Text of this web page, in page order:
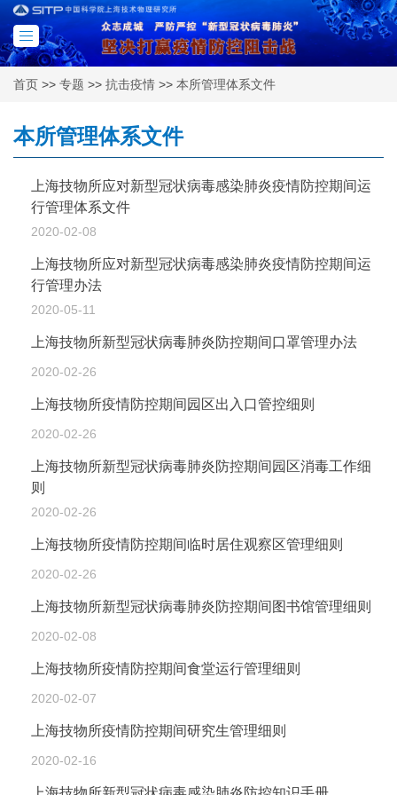
Toggle
首页 >> 专题 >> 抗击疫情 >> 本所管理体系文件
本所管理体系文件
上海技物所应对新型冠状病毒感染肺炎疫情防控期间运
行管理体系文件
2020-02-08
上海技物所应对新型冠状病毒感染肺炎疫情防控期间运
行管理办法
2020-05-11
上海技物所新型冠状病毒肺炎防控期间口罩管理办法
2020-02-26
上海技物所疫情防控期间园区出入口管控细则
2020-02-26
上海技物所新型冠状病毒肺炎防控期间园区消毒工作细
则
2020-02-26
上海技物所疫情防控期间临时居住观察区管理细则
2020-02-26
上海技物所新型冠状病毒肺炎防控期间图书馆管理细则
2020-02-08
上海技物所疫情防控期间食堂运行管理细则
2020-02-07
上海技物所疫情防控期间研究生管理细则
2020-02-16